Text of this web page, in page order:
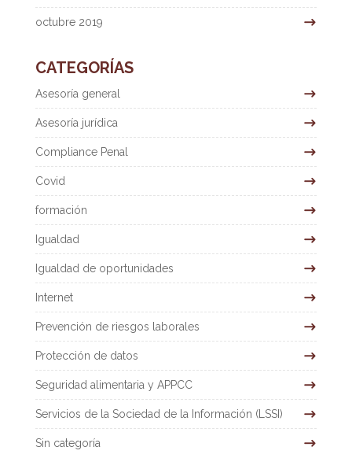
octubre 2019
CATEGORÍAS
Asesoría general
Asesoría jurídica
Compliance Penal
Covid
formación
Igualdad
Igualdad de oportunidades
Internet
Prevención de riesgos laborales
Protección de datos
Seguridad alimentaria y APPCC
Servicios de la Sociedad de la Información (LSSI)
Sin categoría